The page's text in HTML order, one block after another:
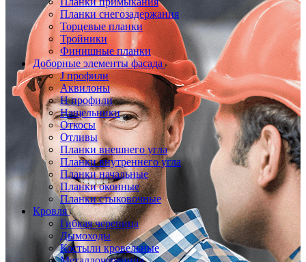
Планки снегозадержания
Торцевые планки
Тройники
Финишные планки
Доборные элементы фасада
J профили
Аквилоны
Н профили
Нащельники
Откосы
Отливы
Планки внешнего угла
Планки внутреннего угла
Планки начальные
Планки оконные
Планки стыковочные
Кровля
Гибкая черепица
Дымоходы
Костыли кровельные